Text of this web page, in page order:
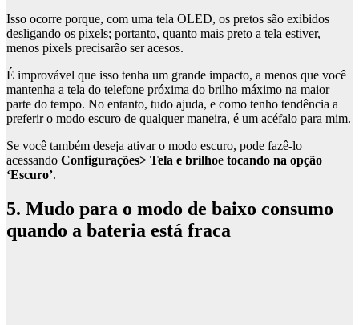
Isso ocorre porque, com uma tela OLED, os pretos são exibidos
desligando os pixels; portanto, quanto mais preto a tela estiver,
menos pixels precisarão ser acesos.
É improvável que isso tenha um grande impacto, a menos que você
mantenha a tela do telefone próxima do brilho máximo na maior
parte do tempo. No entanto, tudo ajuda, e como tenho tendência a
preferir o modo escuro de qualquer maneira, é um acéfalo para mim.
Se você também deseja ativar o modo escuro, pode fazê-lo
acessando Configurações> Tela e brilhoe tocando na opção
‘Escuro’.
5. Mudo para o modo de baixo consumo
quando a bateria está fraca